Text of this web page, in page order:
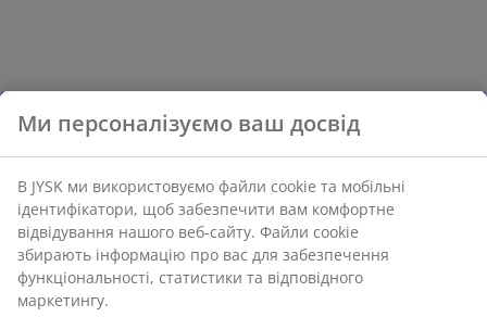
Ми персоналізуємо ваш досвід
В JYSK ми використовуємо файли cookie та мобільні
ідентифікатори, щоб забезпечити вам комфортне
відвідування нашого веб-сайту. Файли cookie
збирають інформацію про вас для забезпечення
функціональності, статистики та відповідного
маркетингу.